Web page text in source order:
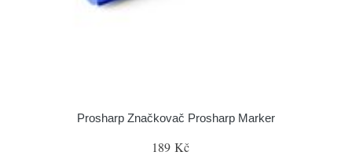
Prosharp Značkovač Prosharp Marker
189 Kč